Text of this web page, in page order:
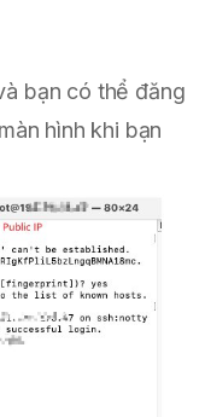
bạn có thể đăng
hình khi bạn